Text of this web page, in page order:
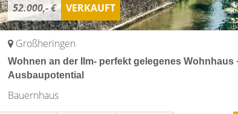
52.000,- € VERKAUFT
Großheringen
Wohnen an der Ilm- perfekt gelegenes Wohnhaus
Ausbaupotential
Bauernhaus